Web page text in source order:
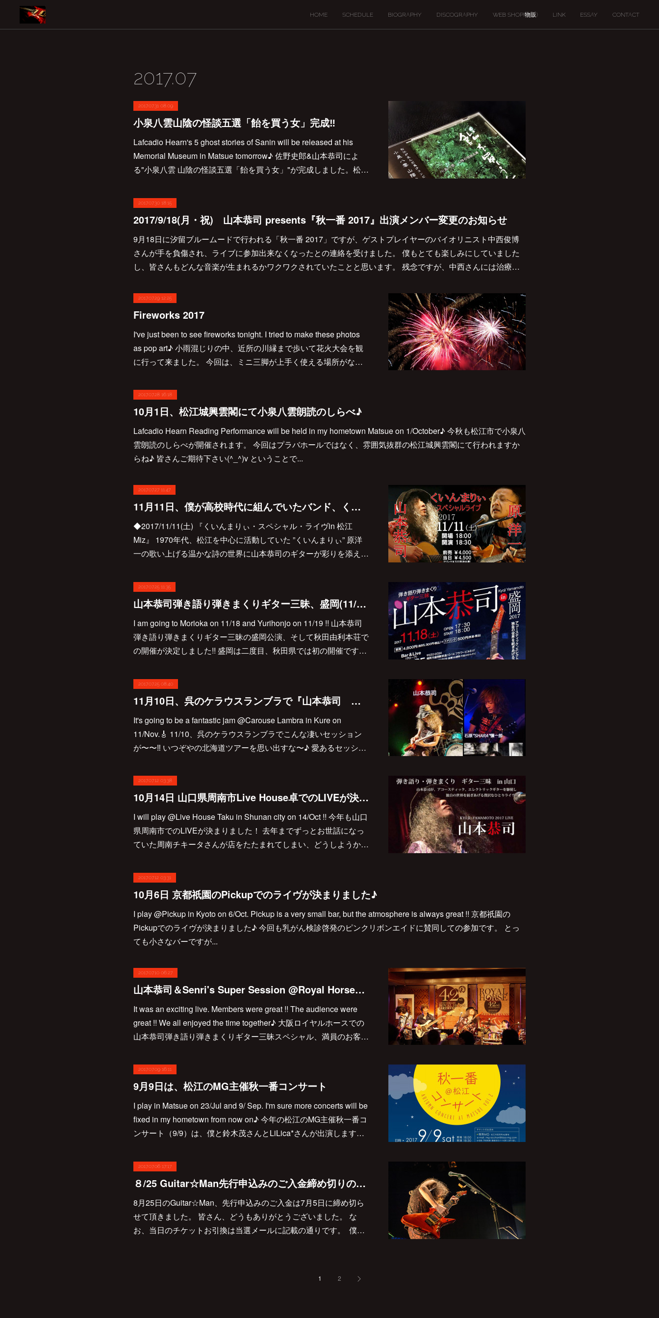
HOME SCHEDULE BIOGRAPHY DISCOGRAPHY WEB SHOP(物販) LINK ESSAY CONTACT
2017.07
2017.07.31 08:09
小泉八雲山陰の怪談五選「飴を買う女」完成‼︎
Lafcadio Hearn's 5 ghost stories of Sanin will be released at his
Memorial Museum in Matsue tomorrow♪ 佐野史郎&山本恭司によ
る"小泉八雲 山陰の怪談五選「飴を買う女」"が完成しました。松…
2017.07.30 18:15
2017/9/18(月・祝) 山本恭司 presents『秋一番 2017』出演メンバー変更のお知らせ
9月18日に汐留ブルームードで行われる「秋一番 2017」ですが、ゲストプレイヤーのバイオリニスト中西俊博
さんが手を負傷され、ライブに参加出来なくなったとの連絡を受けました。 僕もとても楽しみにしていました
し、皆さんもどんな音楽が生まれるかワクワクされていたことと思います。 残念ですが、中西さんには治療…
2017.07.29 12:25
Fireworks 2017
I've just been to see fireworks tonight. I tried to make these photos
as pop art♪ 小雨混じりの中、近所の川縁まで歩いて花火大会を観
に行って来ました。 今回は、ミニ三脚が上手く使える場所がな…
2017.07.28 16:18
10月1日、松江城興雲閣にて小泉八雲朗読のしらべ♪
Lafcadio Hearn Reading Performance will be held in my hometown Matsue on 1/October♪ 今秋も松江市で小泉八
雲朗読のしらべが開催されます。 今回はプラバホールではなく、雰囲気抜群の松江城興雲閣にて行われますか
らね♪ 皆さんご期待下さい(^_^)v ということで...
2017.07.27 11:47
11月11日、僕が高校時代に組んでいたバンド、くいんまりぃの再結成コンサートが松江で♪
◆2017/11/11(土) 『くいんまりぃ・スペシャル・ライヴin 松江
Miz』 1970年代、松江を中心に活動していた ”くいんまりぃ” 原洋
一の歌い上げる温かな詩の世界に山本恭司のギターが彩りを添え…
2017.07.25 11:35
山本恭司弾き語り弾きまくりギター三昧、盛岡(11/18)と由利本荘(11/19)での開催が決定しました!!
I am going to Morioka on 11/18 and Yurihonjo on 11/19 !! 山本恭司
弾き語り弾きまくりギター三昧の盛岡公演、そして秋田由利本荘で
の開催が決定しました!! 盛岡は二度目、秋田県では初の開催です…
2017.07.25 08:40
11月10日、呉のケラウスランブラで『山本恭司 弾き語り弾きまくりギター三昧 ケラウス20thお祝いスペシャル』
It's going to be a fantastic jam @Carouse Lambra in Kure on
11/Nov.🎸 11/10、呉のケラウスランブラでこんな凄いセッション
が〜〜‼︎ いつぞやの北海道ツアーを思い出すな〜♪ 愛あるセッシ…
2017.07.12 03:38
10月14日 山口県周南市Live House卓でのLIVEが決まりました！
I will play @Live House Taku in Shunan city on 14/Oct !! 今年も山口
県周南市でのLIVEが決まりました！ 去年までずっとお世話になっ
ていた周南チキータさんが店をたたまれてしまい、どうしようか…
2017.07.12 03:31
10月6日 京都祇園のPickupでのライヴが決まりました♪
I play @Pickup in Kyoto on 6/Oct. Pickup is a very small bar, but the atmosphere is always great !! 京都祇園の
Pickupでのライヴが決まりました♪ 今回も乳がん検診啓発のピンクリボンエイドに賛同しての参加です。 とっ
ても小さなバーですが...
2017.07.10 06:27
山本恭司＆Senri's Super Session @Royal Horse無事終了！！
It was an exciting live. Members were great !! The audience were
great !! We all enjoyed the time together♪ 大阪ロイヤルホースでの
山本恭司弾き語り弾きまくりギター三昧スペシャル、満員のお客…
2017.07.09 16:11
9月9日は、松江のMG主催秋一番コンサート
I play in Matsue on 23/Jul and 9/ Sep. I'm sure more concerts will be
fixed in my hometown from now on♪ 今年の松江のMG主催秋一番コ
ンサート（9/9）は、僕と鈴木茂さんとLiLica*さんが出演します…
2017.07.06 17:17
８/25 Guitar☆Man先行申込みのご入金締め切りのお知らせ。
8月25日のGuitar☆Man、先行申込みのご入金は7月5日に締め切ら
せて頂きました。 皆さん、どうもありがとうございました。 な
お、当日のチケットお引換は当選メールに記載の通りです。 僕…
1 2